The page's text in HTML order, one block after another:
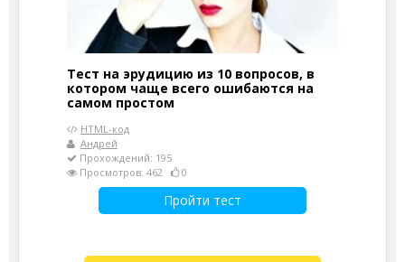
Тест на эрудицию из 10 вопросов, в
котором чаще всего ошибаются на
самом простом
HTML-код
Андрей
Прохождений: 195
Просмотров: 462
0
Пройти тест